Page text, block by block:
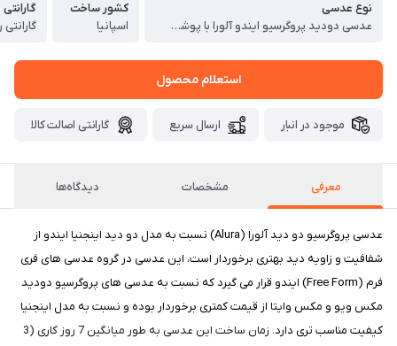
نوع عدسی
عدسی دودید پروگرسیو ایندو آلورا با پوشش بلوکنترل انتخابی 1.74 Progressive Indo Free-Form Alura
کشور ساخت
اسپانیا
گارانتی
گارانتی رسمی
استعلام محصول
موجود در انبار ارسال سریع گارانتی اصالت کالا
معرفی مشخصات دیدگاه‌ها
عدسی پروگرسیو دو دید آلورا (Alura) نسبت به مدل دو دید اینجنیا ایندو از
شفافیت و زاویه دید بهتری برخوردار است، این عدسی در گروه عدسی های فری
فرم (Free Form) ایندو قرار می گیرد که نسبت به عدسی های پروگرسیو دودید
مکس ویو و مکس وایتا از قیمت کمتری برخوردار بوده و نسبت به مدل اینجنیا
کیفیت مناسب تری دارد.
زمان ساخت این عدسی به طور میانگین 7 روز کاری (3